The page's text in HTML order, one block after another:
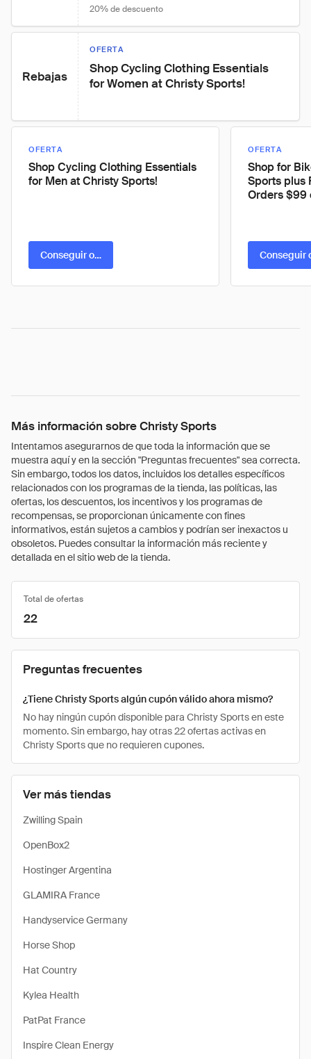
20% de descuento
Rebajas
OFERTA
Shop Cycling Clothing Essentials
for Women at Christy Sports!
OFERTA
Shop Cycling Clothing Essentials
for Men at Christy Sports!
Conseguir oferta
OFERTA
Shop for
Sports plus
Orders $99
Conseguir
Más información sobre Christy Sports
Intentamos asegurarnos de que toda la información que se
muestra aquí y en la sección "Preguntas frecuentes" sea correcta.
Sin embargo, todos los datos, incluidos los detalles específicos
relacionados con los programas de la tienda, las políticas, las
ofertas, los descuentos, los incentivos y los programas de
recompensas, se proporcionan únicamente con fines
informativos, están sujetos a cambios y podrían ser inexactos u
obsoletos. Puedes consultar la información más reciente y
detallada en el sitio web de la tienda.
Ver más tiendas
Zwilling Spain
OpenBox2
Hostinger Argentina
GLAMIRA France
Handyservice Germany
Horse Shop
Hat Country
Kylea Health
PatPat France
Inspire Clean Energy
Total de ofertas
22
Preguntas frecuentes
¿Tiene Christy Sports algún cupón válido ahora mismo?
No hay ningún cupón disponible para Christy Sports en este
momento. Sin embargo, hay otras 22 ofertas activas en
Christy Sports que no requieren cupones.